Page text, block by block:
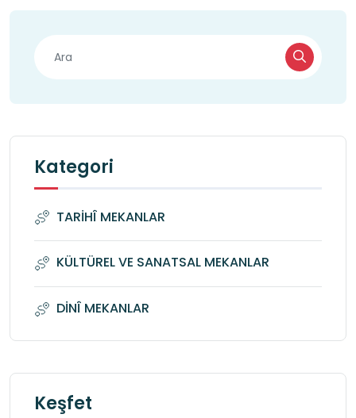
Kategori
TARİHÎ MEKANLAR
KÜLTÜREL VE SANATSAL MEKANLAR
DİNÎ MEKANLAR
Keşfet